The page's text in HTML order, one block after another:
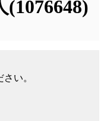
(1076648)
い。